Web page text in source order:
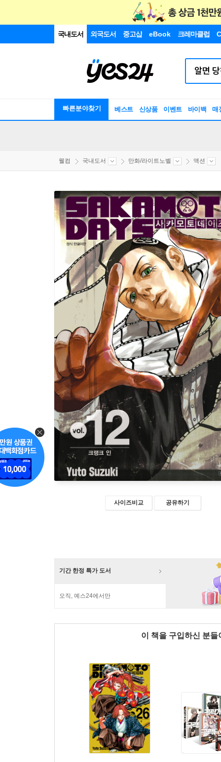
국내도서 외국도서 중고샵 eBook 크레마클럽
빠른분야찾기 베스트 신상품 이벤트 바이백 매
웰컴 국내도서 만화/라이트노벨 액션
사이즈비교 공유하기
기간 한정 특가 도서
오직, 예스24에서만
이 책을 구입하신 분